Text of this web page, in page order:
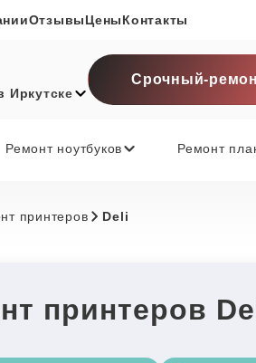
ОтзывыЦеныКонтакты
Иркутске
Срочный-
Ремонт ноутбуков Ремонт
принтеров Deli
принтеров